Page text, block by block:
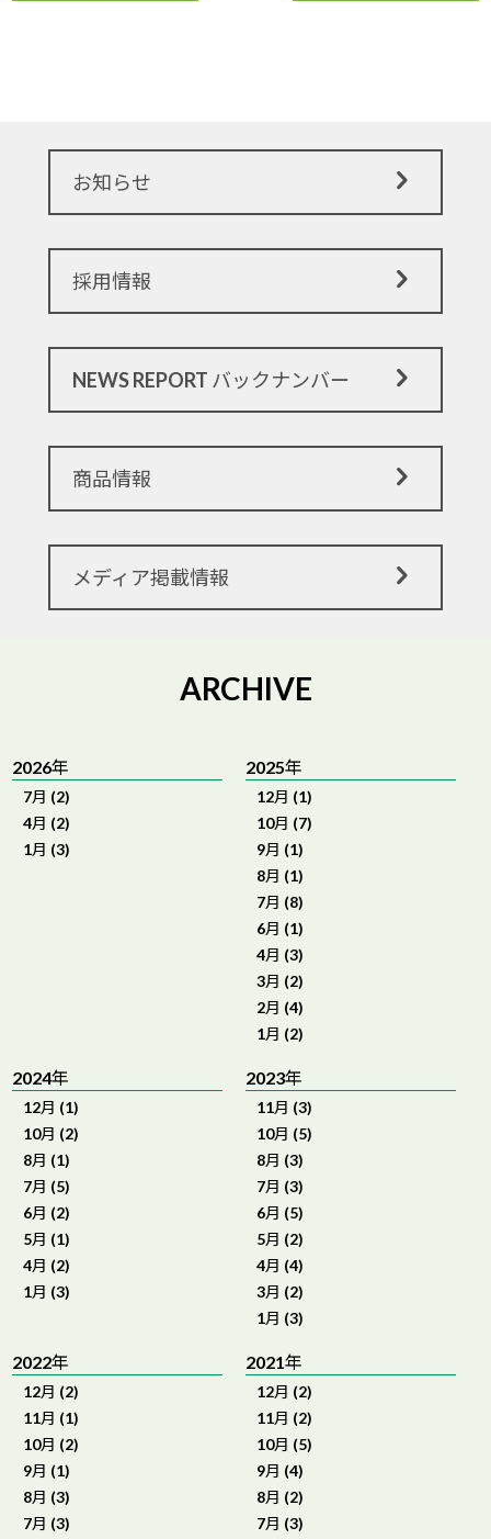
お知らせ
採用情報
NEWS REPORT バックナンバー
商品情報
メディア掲載情報
ARCHIVE
2026年
7月 (2)
4月 (2)
1月 (3)
2025年
12月 (1)
10月 (7)
9月 (1)
8月 (1)
7月 (8)
6月 (1)
4月 (3)
3月 (2)
2月 (4)
1月 (2)
2024年
12月 (1)
10月 (2)
8月 (1)
7月 (5)
6月 (2)
5月 (1)
4月 (2)
1月 (3)
2023年
11月 (3)
10月 (5)
8月 (3)
7月 (3)
6月 (5)
5月 (2)
4月 (4)
3月 (2)
1月 (3)
2022年
12月 (2)
11月 (1)
10月 (2)
9月 (1)
8月 (3)
7月 (3)
2021年
12月 (2)
11月 (2)
10月 (5)
9月 (4)
8月 (2)
7月 (3)